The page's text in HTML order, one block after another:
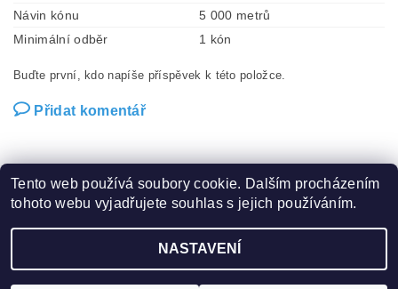
Návin kónu
5 000 metrů
Minimální odběr
1 kón
Buďte první, kdo napíše příspěvek k této položce.
Přidat komentář
Zboží.cz | Heureka.cz | Hot-fix.cz | Crystalstyle.cz
2026 ©Vysivaci.cz, všechna práva vyhrazena
Tento web používá soubory cookie. Dalším procházením
tohoto webu vyjadřujete souhlas s jejich používáním.
NASTAVENÍ